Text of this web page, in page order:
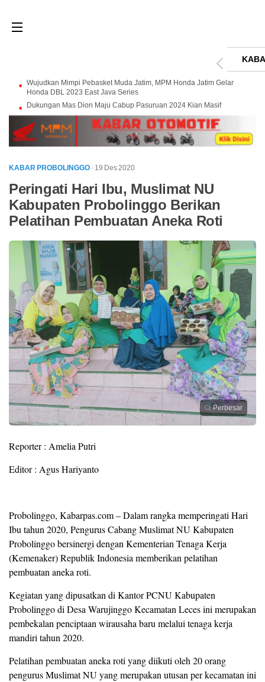
Wujudkan Mimpi Pebasket Muda Jatim, MPM Honda Jatim Gelar
Honda DBL 2023 East Java Series
Dukungan Mas Dion Maju Cabup Pasuruan 2024 Kian Masif
KABAR PROBOLINGGO · 19 Des 2020
Peringati Hari Ibu, Muslimat NU
Kabupaten Probolinggo Berikan
Pelatihan Pembuatan Aneka Roti
Perbesar
Reporter : Amelia Putri
Editor : Agus Hariyanto
Probolinggo, Kabarpas.com – Dalam rangka memperingati Hari
Ibu tahun 2020, Pengurus Cabang Muslimat NU Kabupaten
Probolinggo bersinergi dengan Kementerian Tenaga Kerja
(Kemenaker) Republik Indonesia memberikan pelatihan
pembuatan aneka roti.
Kegiatan yang dipusatkan di Kantor PCNU Kabupaten
Probolinggo di Desa Warujinggo Kecamatan Leces ini merupakan
pembekalan penciptaan wirausaha baru melalui tenaga kerja
mandiri tahun 2020.
Pelatihan pembuatan aneka roti yang diikuti oleh 20 orang
pengurus Muslimat NU yang merupakan utusan per kecamatan ini